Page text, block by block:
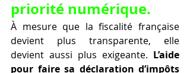
priorité numérique.
À mesure que la fiscalité française
devient plus transparente, elle
devient aussi plus exigeante. L’aide
pour faire sa déclaration d’impôts